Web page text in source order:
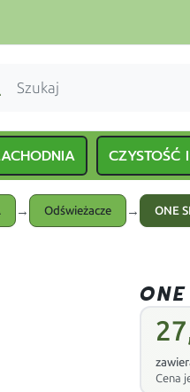
CZYSTOŚĆ
→ Odświeżacze → ONE
Cena